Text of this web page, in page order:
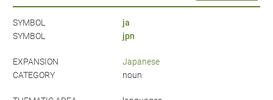
SYMBOL
ja
SYMBOL
jpn
EXPANSION
Japanese
CATEGORY
noun